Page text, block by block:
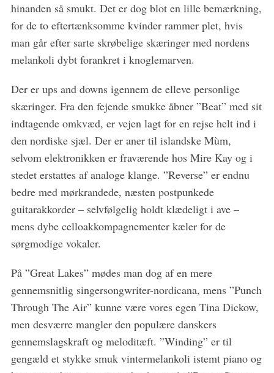
hinanden så smukt. Det er dog blot en lille bemærkning,
for de to eftertænksomme kvinder rammer plet, hvis
man går efter sarte skrøbelige skæringer med nordens
melankoli dybt forankret i knoglemarven.
Der er ups and downs igennem de elleve personlige
skæringer. Fra den fejende smukke åbner ”Beat” med sit
indtagende omkvæd, er vejen lagt for en rejse helt ind i
den nordiske sjæl. Der er aner til islandske Mùm,
selvom elektronikken er fraværende hos Mire Kay og i
stedet erstattes af analoge klange. ”Reverse” er endnu
bedre med mørkrandede, næsten postpunkede
guitarakkorder – selvfølgelig holdt klædeligt i ave –
mens dybe celloakkompagnementer kæler for de
sørgmodige vokaler.
På ”Great Lakes” mødes man dog af en mere
gennemsnitlig singersongwriter-nordicana, mens ”Punch
Through The Air” kunne være vores egen Tina Dickow,
men desværre mangler den populære danskers
gennemslagskraft og meloditæft. ”Winding” er til
gengæld et stykke smuk vintermelankoli istemt piano og